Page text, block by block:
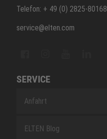
Telefon: + 49 (0) 2825-80168
service@elten.com
SERVICE
Anfahrt
ELTEN Blog